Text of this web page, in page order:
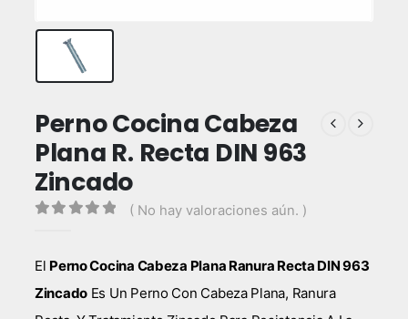
Perno Cocina Cabeza
Plana R. Recta DIN 963
Zincado
( No hay valoraciones aún. )
El Perno Cocina Cabeza Plana Ranura Recta DIN 963
Zincado Es Un Perno Con Cabeza Plana, Ranura